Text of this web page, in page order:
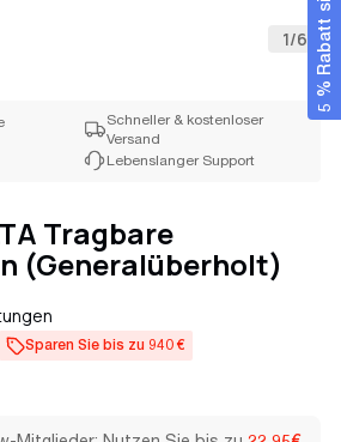
1/6
Schneller & kostenloser
Versand
Lebenslanger Support
Tragbare
(Generalüberholt)
Sparen Sie bis zu 940 €